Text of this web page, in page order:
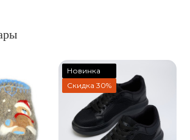
Новинка
Скидка 30%